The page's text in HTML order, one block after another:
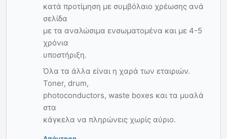
κατά προτίμηση με συμβόλαιο χρέωσης ανά
σελίδα
με τα αναλώσιμα ενσωματομένα και με 4-5
χρόνια
υποστήριξη.
Όλα τα άλλα είναι η χαρά των εταιριών.
Toner, drum,
photoconductors, waste boxes και τα μυαλά
στα
κάγκελα να πληρώνεις χωρίς αύριο.